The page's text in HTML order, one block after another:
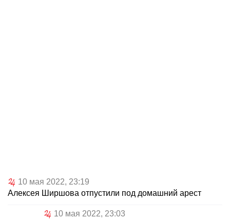
10 мая 2022, 23:19
Алексея Ширшова отпустили под домашний арест
10 мая 2022, 23:03